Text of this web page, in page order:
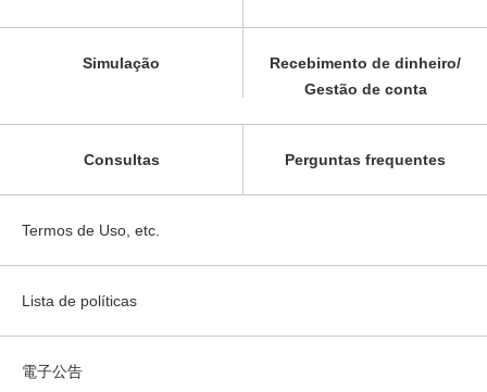
Simulação
Recebimento de dinheiro/
Gestão de conta
Consultas Perguntas frequentes
Termos de Uso, etc.
Lista de políticas
電子公告